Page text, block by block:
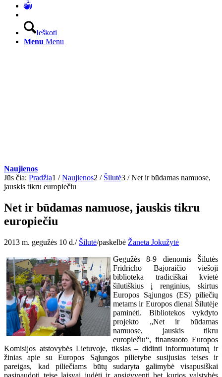
Ieškoti
Menu Menu
Naujienos
Jūs čia: Pradžia1 / Naujienos2 / Šilutė3 / Net ir būdamas namuose,
jauskis tikru europiečiu
Net ir būdamas namuose, jauskis tikru
europiečiu
2013 m. gegužės 10 d./ Šilutė/paskelbė Žaneta Jokužytė
Gegužės 8-9 dienomis Šilutės
Fridricho Bajoraičio viešoji
biblioteka tradiciškai kvietė
šilutiškius į renginius, skirtus
Europos Sąjungos (ES) piliečių
metams ir Europos dienai Šilutėje
paminėti. Bibliotekos vykdyto
projekto
„Net ir būdamas
namuose, jauskis tikru
europiečiu“, finansuoto Europos
Komisijos atstovybės Lietuvoje, tikslas – didinti informuotumą ir
žinias apie su Europos Sąjungos pilietybe susijusias teises ir
pareigas, kad piliečiams būtų sudaryta galimybė visapusiškai